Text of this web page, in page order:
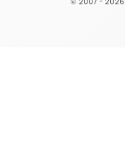
© 2007 - 2026